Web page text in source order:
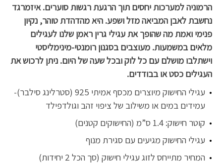
הרמוניה למערכות יחסים תוך הרגעת רגשות סוערים. איזמרגד
נחשבת לאבן המביאה מזל ושפע. היא מהדהדת טוהר, נקיון
פנימי ואמת מה שהופך את עגילי גרין ראמן שלנו לעגילים
מלאים במשמעות. מעוצבים בסגנון רומנטי-מינימליסטי
וישתלבו מושלם עם כל לוק ובכל שעה של היום. ניתן לרכוש את
העגילים כסט או בבודדים.
עגילי החישוק מיוצרים מכסף אמיתי 925 (סטרלינג סילבר)-
עמידים במים או משילוב של ציפוי זהב וגולדפילד
קוטר חישוק: 1.4 ס”מ (החישוקים קטנים)
עגילי החישוק מגיעים עם סגירת מנוף
המחיר מתייחס לזוג עגילי חישוק (סך הכל 2 יחידות)